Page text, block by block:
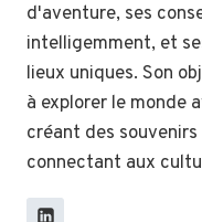
d'aventure, ses
intelligemment, et
lieux uniques. Son
à explorer le monde
créant des
connectant aux